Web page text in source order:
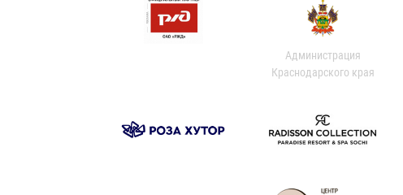
Администрация
Краснодарского края